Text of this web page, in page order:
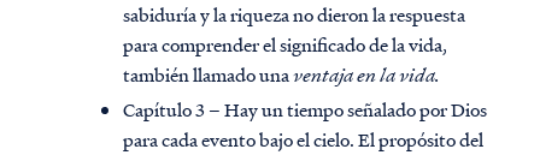
sabiduría y la riqueza no dieron la respuesta
para comprender el significado de la vida,
también llamado unaventaja en la vida.
Capítulo 3 – Hay un tiempo señalado por Dios
para cada evento bajo el cielo. El propósito del